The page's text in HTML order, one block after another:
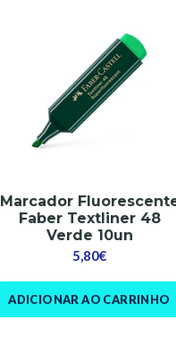
Marcador
Faber Textliner 48
Verde 10un
5,80€
ADICIONAR AO CARRINHO